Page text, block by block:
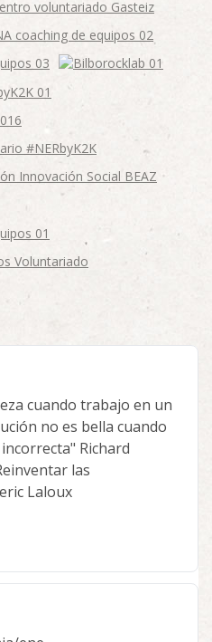
cuando trabajo en un
no es bella cuando
Richard
las
Laloux